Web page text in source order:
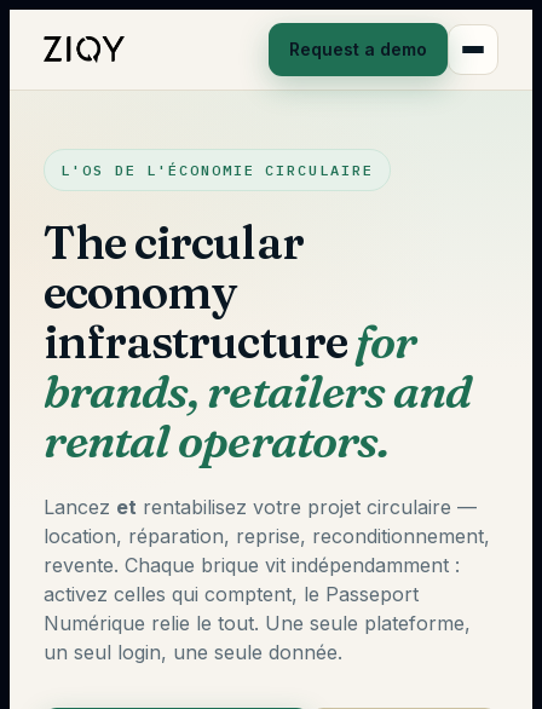
Request a demo
L'OS DE L'ÉCONOMIE CIRCULAIRE
The circular
economy
infrastructurefor
brands, retailers and
rental operators.
Lancez et rentabilisez votre projet circulaire —
location, réparation, reprise, reconditionnement,
revente. Chaque brique vit indépendamment :
activez celles qui comptent, le Passeport
Numérique relie le tout. Une seule plateforme,
un seul login, une seule donnée.